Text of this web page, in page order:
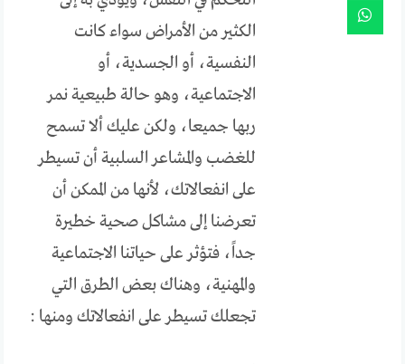
الكثير من الأمراض سواء كانت
النفسية، أو الجسدية، أو
الاجتماعية، وهو حالة طبيعية نمر
ربها جميعا، ولكن عليك ألا تسمح
للغضب والمشاعر السلبية أن تسيطر
على انفعالاتك، لأنها من الممكن أن
تعرضنا إلى مشاكل صحية خطيرة
جداً، فتؤثر على حياتنا الاجتماعية
والمهنية، وهناك بعض الطرق التي
تجعلك تسيطر على انفعالاتك ومنها :